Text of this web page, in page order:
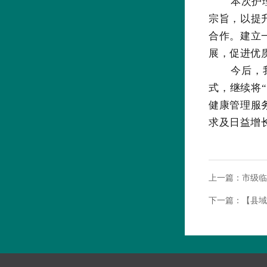
宗旨，以提
合作。建立
展，促进优
今后，
式，继续将
健康管理服
求及日益增
上一篇： 市级
下一篇： 【县